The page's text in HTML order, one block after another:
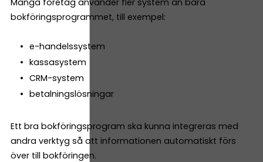
Många företag använder fler system än bara
bokföringsprogrammet, till exempel:
e-handelssystem
kassasystem
CRM-system
betalningslösningar
Ett bra bokföringsprogram ska kunna integreras med
andra verktyg så att informationen automatiskt förs
över till bokföringen.